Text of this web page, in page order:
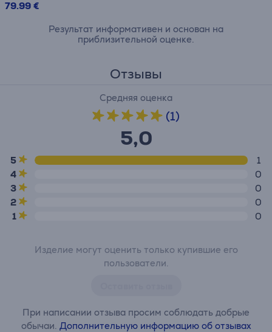
79.99 €
Результат информативен и основан на
приблизительной оценке.
Отзывы
Средняя оценка
(1)
5,0
5
1
4
0
3
0
2
0
1
0
Изделие могут оценить только купившие его
пользователи.
При написании отзыва просим соблюдать добрые
обычаи. Дополнительную информацию об отзывах